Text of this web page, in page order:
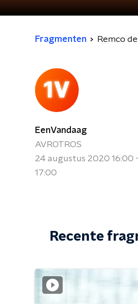
Fragmenten Remco
EenVandaag
AVROTROS
24 augustus 2020 16:00 -
17:00
Recente